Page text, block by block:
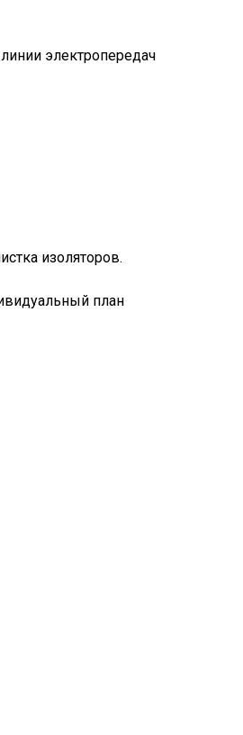
электропередач
изоляторов.
план